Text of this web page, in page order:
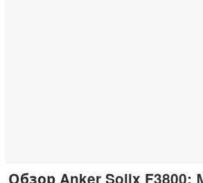
Обзор Anker Solix